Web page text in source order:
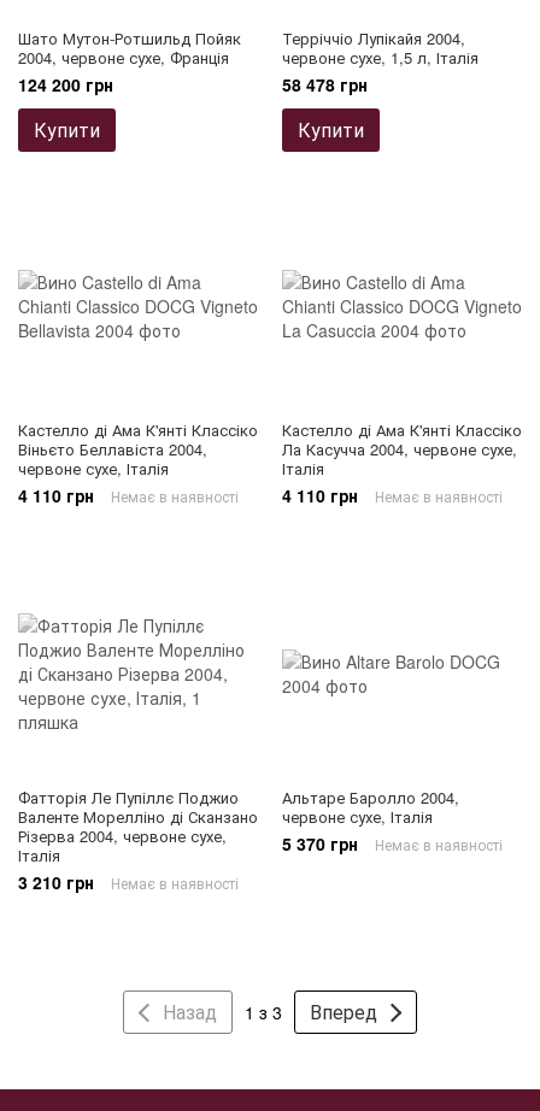
Шато Мутон-Ротшильд Пойяк
2004, червоне сухе, Франція
124 200 грн
Купити
Терріччіо Лупікайя 2004,
червоне сухе, 1,5 л, Італія
58 478 грн
Купити
Кастелло ді Ама К'янті Классіко
Віньєто Беллавіста 2004,
червоне сухе, Італія
4 110 грн Немає в наявності
Кастелло ді Ама К'янті Классіко
Ла Касучча 2004, червоне сухе,
Італія
4 110 грн Немає в наявності
Фатторія Ле Пупіллє Поджио
Валенте Морелліно ді Сканзано
Різерва 2004, червоне сухе,
Італія
3 210 грн Немає в наявності
Альтаре Баролло 2004,
червоне сухе, Італія
5 370 грн Немає в наявності
Назад 1 з 3 Вперед